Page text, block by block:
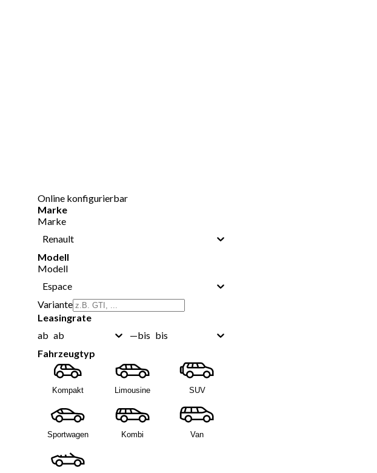
Online konfigurierbar
Marke
Marke
Renault
Modell
Modell
Espace
Variante
Leasingrate
ab ab —bis bis
Fahrzeugtyp
Kompakt Limousine SUV
Sportwagen Kombi Van